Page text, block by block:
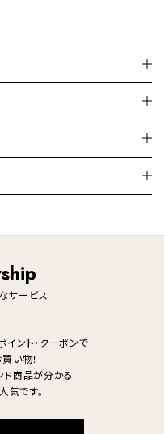
掃除機
生活家電
デスクライト
サービス
イント・クーポンで
い物！
ド商品が分かる
気です。